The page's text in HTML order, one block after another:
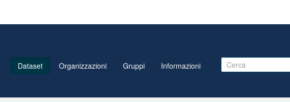
Dataset Organizzazioni Gruppi Informazioni